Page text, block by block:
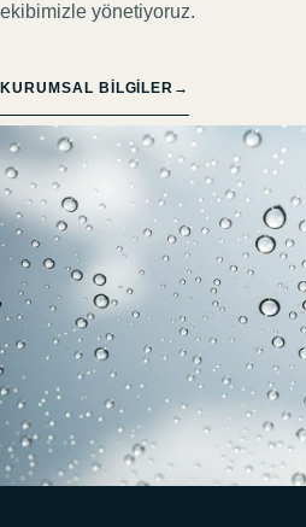
ekibimizle yönetiyoruz.
KURUMSAL BILGILER →